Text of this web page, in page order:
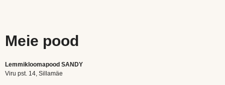
Meie pood
Lemmikloomapood SANDY
Viru pst. 14, Sillamäe